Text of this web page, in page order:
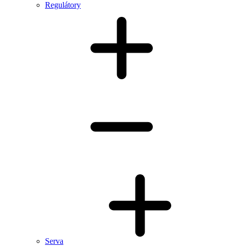
Regulátory
Serva